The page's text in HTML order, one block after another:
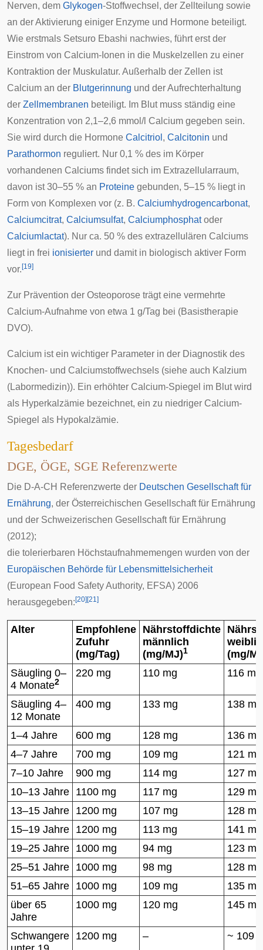
Nerven, dem Glykogen-Stoffwechsel, der Zellteilung sowie
an der Aktivierung einiger Enzyme und Hormone beteiligt.
Wie erstmals Setsuro Ebashi nachwies, führt erst der
Einstrom von Calcium-Ionen in die Muskelzellen zu einer
Kontraktion der Muskulatur. Außerhalb der Zellen ist
Calcium an der Blutgerinnung und der Aufrechterhaltung
der Zellmembranen beteiligt. Im Blut muss ständig eine
Konzentration von 2,1–2,6 mmol/l Calcium gegeben sein.
Sie wird durch die Hormone Calcitriol , Calcitonin und
Parathormon reguliert. Nur 0,1 % des im Körper
vorhandenen Calciums findet sich im Extrazellularraum,
davon ist 30–55 % an Proteine gebunden, 5–15 % liegt in
Form von Komplexen vor (z. B. Calciumhydrogencarbonat,
Calciumcitrat, Calciumsulfat, Calciumphosphatoder
Calciumlactat). Nur ca. 50 % des extrazellulären Calciums
liegt in frei ionisierter und damit in biologisch aktiver Form
vor. [19]
Zur Prävention der Osteoporose trägt eine vermehrte
Calcium-Aufnahme von etwa 1 g/Tag bei (Basistherapie
DVO).
Calcium ist ein wichtiger Parameter in der Diagnostik des
Knochen- und Calciumstoffwechsels (siehe auch Kalzium
(Labormedizin)). Ein erhöhter Calcium-Spiegel im Blut wird
als Hyperkalzämie bezeichnet, ein zu niedriger Calcium-
Spiegel als Hypokalzämie.
Tagesbedarf
DGE, ÖGE, SGE Referenzwerte
Die D-A-CH Referenzwerte der Deutschen Gesellschaft für
Ernährung, der Österreichischen Gesellschaft für Ernährung
und der Schweizerischen Gesellschaft für Ernährung
(2012);
die tolerierbaren Höchstaufnahmemengen wurden von der
Europäischen Behörde für Lebensmittelsicherheit
(European Food Safety Authority, EFSA) 2006
herausgegeben: [20] [21]
Alter
Empfohlene
Zufuhr
(mg/Tag)
Nährstoffdichte
männlich
(mg/MJ)1
(mg/
Säugling 0–
4 Monate2
220 mg 110 mg 116 mg
Säugling 4–
12 Monate
400 mg 133 mg 138 mg
1–4 Jahre 600 mg 128 mg
136 mg
4–7 Jahre
700 mg 109 mg
121 mg
7–10 Jahre
900 mg 114 mg
127 mg
10–13 Jahre 1100 mg 117 mg
129 mg
13–15 Jahre 1200 mg 107 mg
128 mg
15–19 Jahre 1200 mg 113 mg
141 mg
19–25 Jahre 1000 mg 94 mg
123 mg
25–51 Jahre 1000 mg 98 mg
128 mg
51–65 Jahre 1000 mg 109 mg
135 mg
über 65
Jahre
1000 mg 120 mg 145 mg
Schwangere 1200 mg – ~ 109